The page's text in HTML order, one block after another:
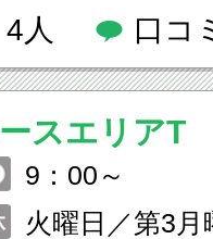
人 口コ
スエリアT
9：00～
火曜日／第3月